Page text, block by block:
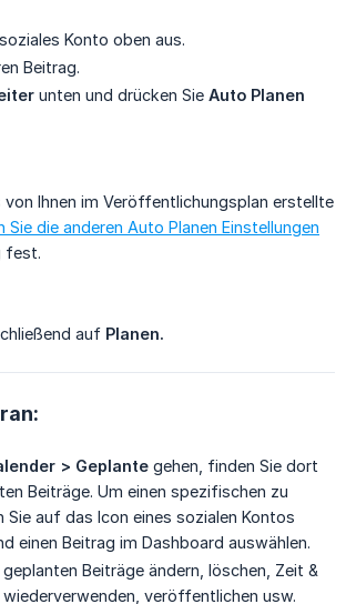
Konto oben aus.
Beitrag.
unten und drücken Sie Auto Planen
von Ihnen im Veröffentlichungsplan erstellte
Sie die anderen Auto Planen Einstellungen
fest.
auf Planen.
> Geplante gehen, finden Sie dort
Beiträge. Um einen spezifischen zu
Sie auf das Icon eines sozialen Kontos
einen Beitrag im Dashboard auswählen.
geplanten Beiträge ändern, löschen, Zeit &
veröffentlichen usw.